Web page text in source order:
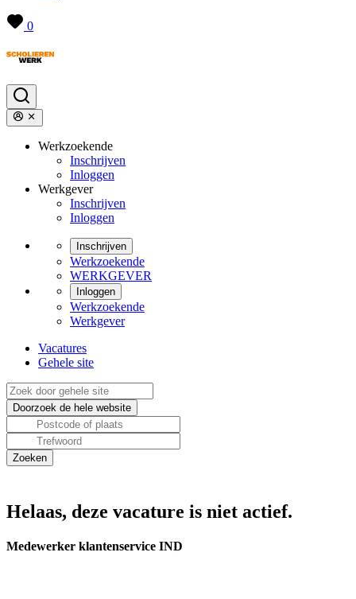
0
Werkzoekende
Inschrijven
Inloggen
Werkgever
Inschrijven
Inloggen
Inschrijven
Werkzoekende
WERKGEVER
Inloggen
Werkzoekende
Werkgever
Vacatures
Gehele site
Helaas, deze vacature is niet actief.
Medewerker klantenservice IND